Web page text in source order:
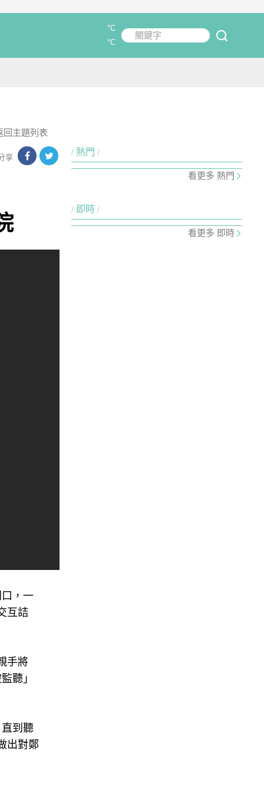
關鍵字
°C
°C
回主題列表
享
，一
互詰
手將
聽」
到聽
出對鄭
熱門
看更多 熱門
即時
看更多 即時